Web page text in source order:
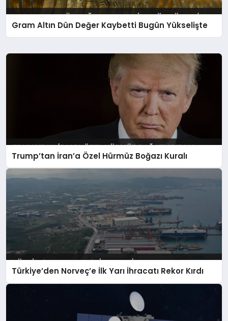
Gram Altın Dün Değer Kaybetti Bugün Yükselişte
Trump’tan İran’a Özel Hürmüz Boğazı Kuralı
Türkiye’den Norveç’e İlk Yarı İhracatı Rekor Kırdı